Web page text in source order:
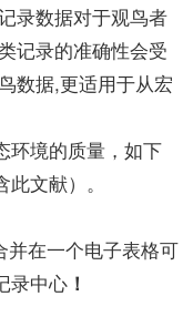
录数据对于观鸟者
记录的准确性会受
数据,更适用于从宏
环境的质量，如下
文献）。
并在一个电子表格可
录中心 ！